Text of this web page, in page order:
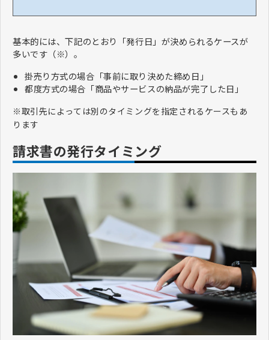
基本的には、下記のとおり「発行日」が決められるケースが
多いです（※）。
掛売り方式の場合「事前に取り決めた締め日」
都度方式の場合「商品やサービスの納品が完了した日」
※取引先によっては別のタイミングを指定されるケースもあ
ります
請求書の発行タイミング